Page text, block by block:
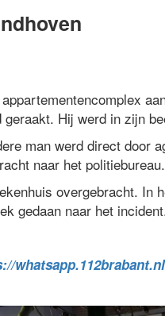
Hij werd in zijn
man werd direct door
naar het politiebureau.
overgebracht. In
gedaan naar het
whatsapp.112brabant.nl